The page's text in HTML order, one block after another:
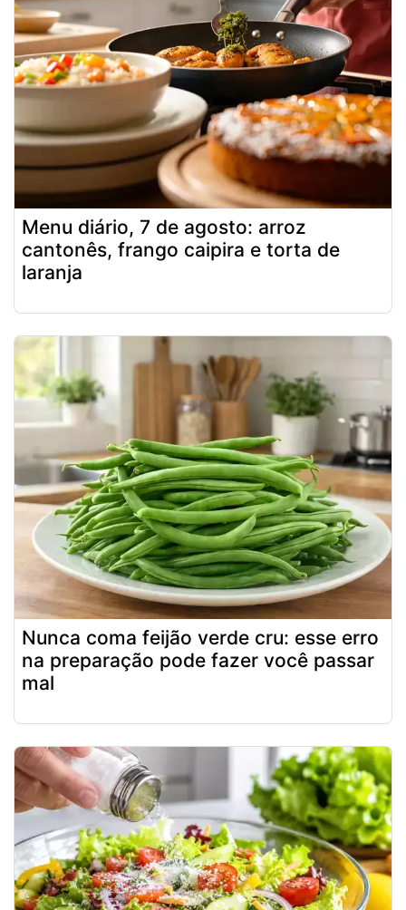
Menu diário, 7 de agosto: arroz
cantonês, frango caipira e torta de
laranja
Nunca coma feijão verde cru: esse erro
na preparação pode fazer você passar
mal